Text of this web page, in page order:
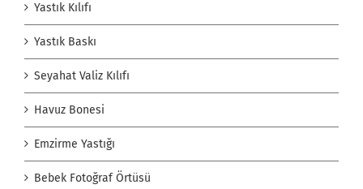
Yastık Kılıfı
Yastık Baskı
Seyahat Valiz Kılıfı
Havuz Bonesi
Emzirme Yastığı
Bebek Fotoğraf Örtüsü